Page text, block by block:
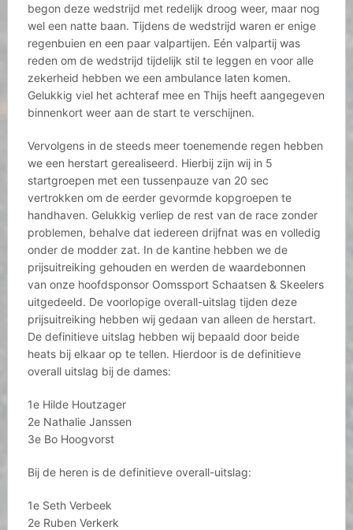
begon deze wedstrijd met redelijk droog weer, maar nog
wel een natte baan. Tijdens de wedstrijd waren er enige
regenbuien en een paar valpartijen. Eén valpartij was
reden om de wedstrijd tijdelijk stil te leggen en voor alle
zekerheid hebben we een ambulance laten komen.
Gelukkig viel het achteraf mee en Thijs heeft aangegeven
binnenkort weer aan de start te verschijnen.
Vervolgens in de steeds meer toenemende regen hebben
we een herstart gerealiseerd. Hierbij zijn wij in 5
startgroepen met een tussenpauze van 20 sec
vertrokken om de eerder gevormde kopgroepen te
handhaven. Gelukkig verliep de rest van de race zonder
problemen, behalve dat iedereen drijfnat was en volledig
onder de modder zat. In de kantine hebben we de
prijsuitreiking gehouden en werden de waardebonnen
van onze hoofdsponsor Oomssport Schaatsen & Skeelers
uitgedeeld. De voorlopige overall-uitslag tijden deze
prijsuitreiking hebben wij gedaan van alleen de herstart.
De definitieve uitslag hebben wij bepaald door beide
heats bij elkaar op te tellen. Hierdoor is de definitieve
overall uitslag bij de dames:
1e Hilde Houtzager
2e Nathalie Janssen
3e Bo Hoogvorst
Bij de heren is de definitieve overall-uitslag:
1e Seth Verbeek
2e Ruben Verkerk